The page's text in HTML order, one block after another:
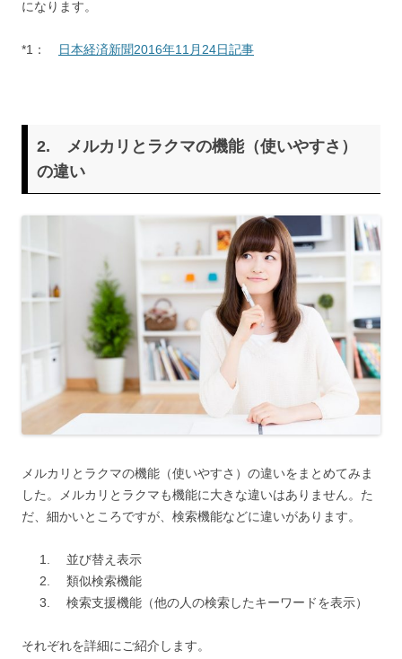
になります。
*1： 日本経済新聞2016年11月24日記事
2. メルカリとラクマの機能（使いやすさ）
の違い
メルカリとラクマの機能（使いやすさ）の違いをまとめてみま
した。メルカリとラクマも機能に大きな違いはありません。た
だ、細かいところですが、検索機能などに違いがあります。
並び替え表示
類似検索機能
検索支援機能（他の人の検索したキーワードを表示）
それぞれを詳細にご紹介します。